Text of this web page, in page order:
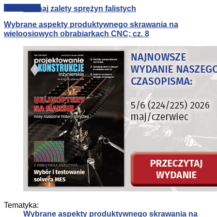
Poznaj zalety sprężyn falistych
Numeryczna i eksperymentalna analiza losowego
zmęczenia złączy spawanych metodą Dirlika
Helikoptery na Marsie
Wybrane aspekty produktywnego skrawania na
Wybrane aspekty produktywnego skrawania na
wieloosiowych obrabiarkach CNC; cz. 8
Tematyka: